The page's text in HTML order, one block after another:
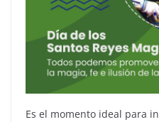
Es el momento ideal para